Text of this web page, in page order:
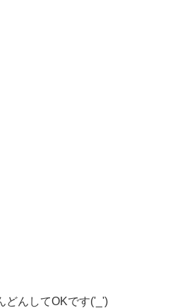
どんしてOKです('_')